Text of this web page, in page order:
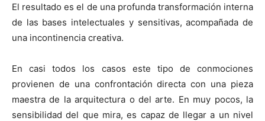
El resultado es el de una profunda transformación interna
de las bases intelectuales y sensitivas, acompañada de
una incontinencia creativa.
En casi todos los casos este tipo de conmociones
provienen de una confrontación directa con una pieza
maestra de la arquitectura o del arte. En muy pocos, la
sensibilidad del que mira, es capaz de llegar a un nivel